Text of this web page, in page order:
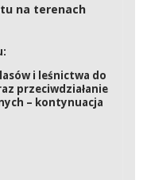
na terenach
i leśnictwa do
przeciwdziałanie
– kontynuacja